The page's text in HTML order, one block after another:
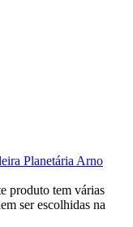
Planetária Arno
produto tem várias
ser escolhidas na